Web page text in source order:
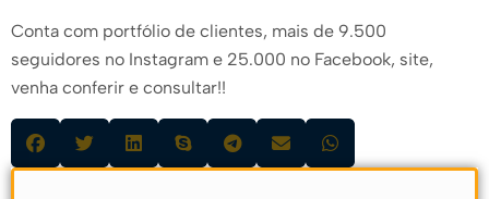
Conta com portfólio de clientes, mais de 9.500
seguidores no Instagram e 25.000 no Facebook, site,
venha conferir e consultar!!